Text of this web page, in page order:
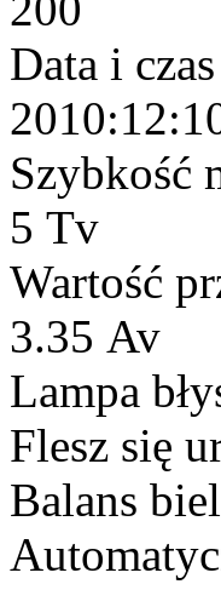
Data i
Szybkość
5 Tv
Wartość
3.35 Av
Lampa
Flesz się
Balans